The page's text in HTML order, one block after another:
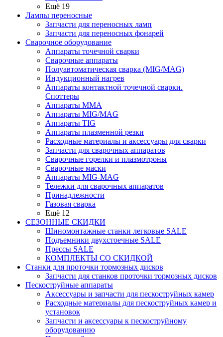
Ещё 19
Лампы переносные
Запчасти для переносных ламп
Запчасти для переносных фонарей
Сварочное оборудование
Аппараты точечной сварки
Сварочные аппараты
Полуавтоматическая сварка (MIG/MAG)
Индукционный нагрев
Аппараты контактной точечной сварки.
Споттеры
Аппараты MMA
Аппараты MIG/MAG
Аппараты TIG
Аппараты плазменной резки
Расходные материалы и аксессуары для сварки
Запчасти для сварочных аппаратов
Сварочные горелки и плазмотроны
Сварочные маски
Аппараты MIG-MAG
Тележки для сварочных аппаратов
Принадлежности
Газовая сварка
Ещё 12
СЕЗОННЫЕ СКИДКИ
Шиномонтажные станки легковые SALE
Подъемники двухстоечные SALE
Прессы SALE
КОМПЛЕКТЫ СО СКИДКОЙ
Станки для проточки тормозных дисков
Запчасти для станков проточки тормозных дисков
Пескоструйные аппараты
Аксессуары и запчасти для пескоструйных камер
Расходные материалы для пескоструйных камер и
установок
Запчасти и аксессуары к пескоструйному
оборудованию